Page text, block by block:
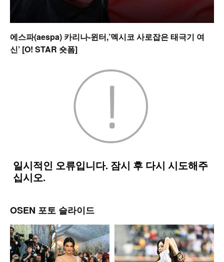
에스파(aespa) 카리나-윈터,’멕시코 사로잡은 태극기 여
신’ [O! STAR 숏폼]
OSEN 포토 슬라이드